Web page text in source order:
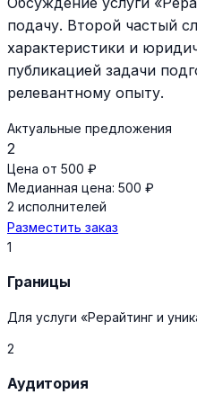
подачу. Второй частый
характеристики и
публикацией задачи
релевантному опыту.
Актуальные предложения
2
Цена от 500 ₽
Медианная цена: 500 ₽
2 исполнителей
Разместить заказ
1
Границы
Для услуги «Рерайтинг и
2
Аудитория